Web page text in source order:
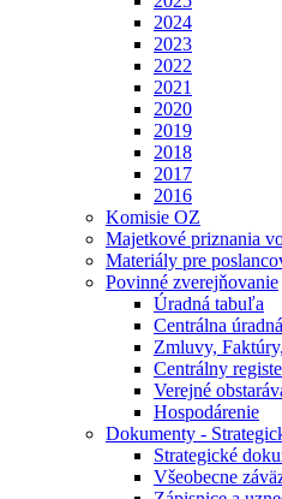
2024
2023
2022
2021
2020
2019
2018
2017
2016
Komisie OZ
Majetkové priznania
Materiály pre
Povinné zverejňovanie
Úradná tabuľa
Centrálna
Zmluvy,
Centrálny
Verejné
Hospodárenie
Dokumenty -
Strategické
Všeobecne